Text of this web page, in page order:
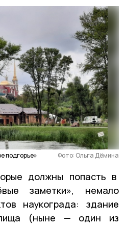
подгорье» Фото: Ольга Дёмина
должны попасть в
заметки», немало
наукограда: здание
(ныне — один из